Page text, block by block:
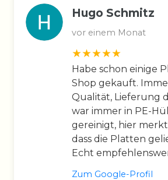
Hugo Schmitz
vor einem Monat
Habe schon einige
Shop gekauft.
Qualität, Lieferung
war immer in PE-
gereinigt, hier
dass die Platten
Echt
Zum Google-Profil